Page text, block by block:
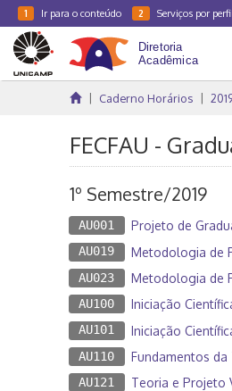
1 Ir para o conteúdo 2 Serviços por
Caderno Horários
FECFAU -
1º Semestre/2019
AU001 Projeto de
AU019 Metodologia de
AU023 Metodologia de
AU100 Iniciação
AU101 Iniciação
AU110 Fundamentos
AU121 Teoria e Projeto